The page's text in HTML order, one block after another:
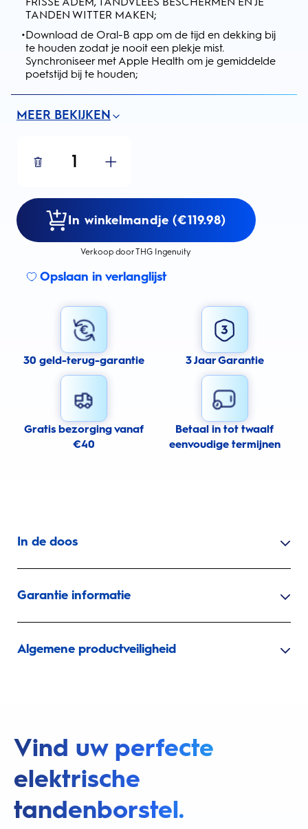
TANDEN WITTER MAKEN;
•Download de Oral-B app om de tijd en dekking bij
te houden zodat je nooit een plekje mist.
Synchroniseer met Apple Health om je gemiddelde
poetstijd bij te houden;
MEER BEKIJKEN
1
In winkelmandje (€119.98)
Verkoop door THG Ingenuity
Opslaan in verlanglijst
30 geld-terug-garantie 3 Jaar Garantie
Gratis bezorging vanaf
€40
Betaal in tot twaalf
eenvoudige termijnen
In de doos
Garantie informatie
Algemene productveiligheid
Vind uw perfecte
elektrische
tandenborstel.